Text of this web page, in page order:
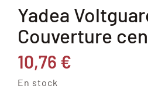
Yadea
Couverture
10,76 €
En stock